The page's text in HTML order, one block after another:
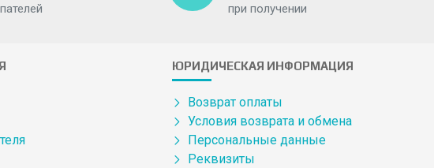
при получении
ЮРИДИЧЕСКАЯ ИНФОРМАЦИЯ
Возврат оплаты
Условия возврата и обмена
Персональные данные
Реквизиты